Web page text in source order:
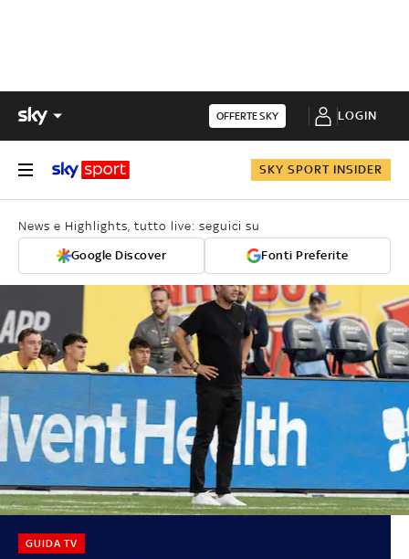
OFFERTE SKY LOGIN
SKY SPORT INSIDER
News e Highlights, tutto live: seguici su
Google Discover Fonti Preferite
GUIDA TV